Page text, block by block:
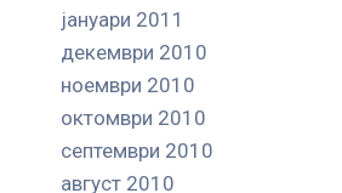
јануари 2011
декември 2010
ноември 2010
октомври 2010
септември 2010
август 2010